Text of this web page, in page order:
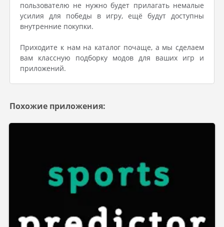
пользователю не нужно будет прилагать немалые
усилия для победы в игру, ещё будут доступны
внутренние покупки.
Приходите к нам на каталог почаще, а мы сделаем
вам классную подборку модов для ваших игр и
приложений.
Похожие приложения: